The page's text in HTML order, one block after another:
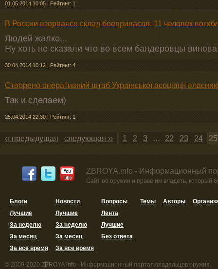
01.05.2014 10:05 | Рейтинг: 1
В России взорвался склад боеприпасов: 11 человек
Людей жалко...
Ну хоть не сказали что во всем бандеровцы
30.04.2014 10:12 | Рейтинг: 4
Створено оперативний штаб Української асоціації
Так и сделаем)
25.04.2014 22:30 | Рейтинг: 1
‹‹ предыдущая следующая ›› 1 2 3 ... 22 23 24 25
ZBROYA.info - Информационный
Сайт об оружии и праве им владеть, который
Блоги
Лучшие
За неделю
За месяц
За все время
Новости
Лучшие
За неделю
За месяц
За все время
Вопросы
Лента
Лучшие
Без ответа
Темы Авторы
© 2009-2020 ZBROYA.info - Информационный портал владельцев оружия.